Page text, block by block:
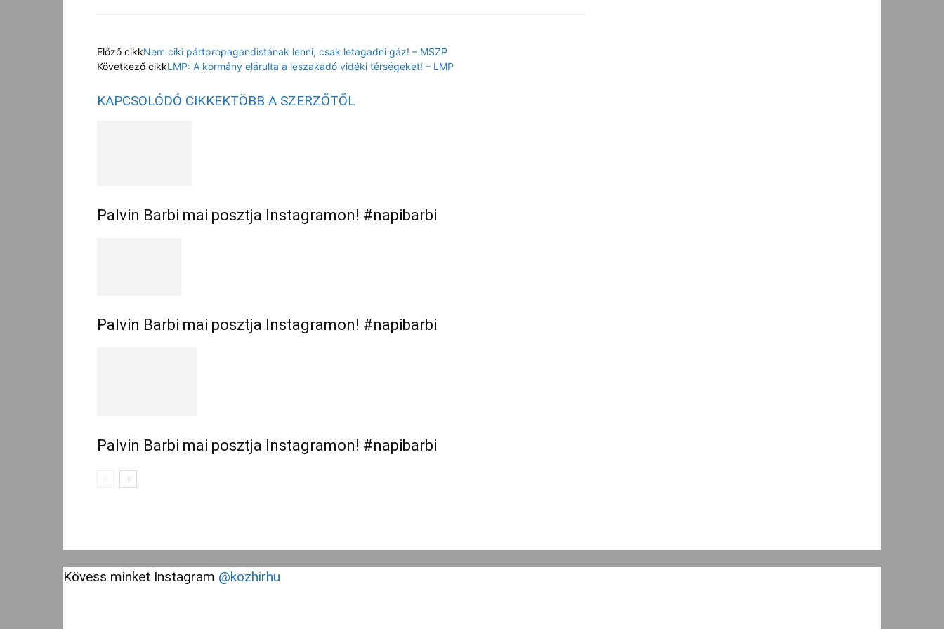
Előző cikkNem ciki pártpropagandistának lenni, csak letagadni gáz! – MSZP
Következő cikkLMP: A kormány elárulta a leszakadó vidéki térségeket! – LMP
KAPCSOLÓDÓ CIKKEKTÖBB A SZERZŐTŐL
Palvin Barbi mai posztja Instagramon! #napibarbi
Palvin Barbi mai posztja Instagramon! #napibarbi
Palvin Barbi mai posztja Instagramon! #napibarbi
Kövess minket Instagram @kozhirhu